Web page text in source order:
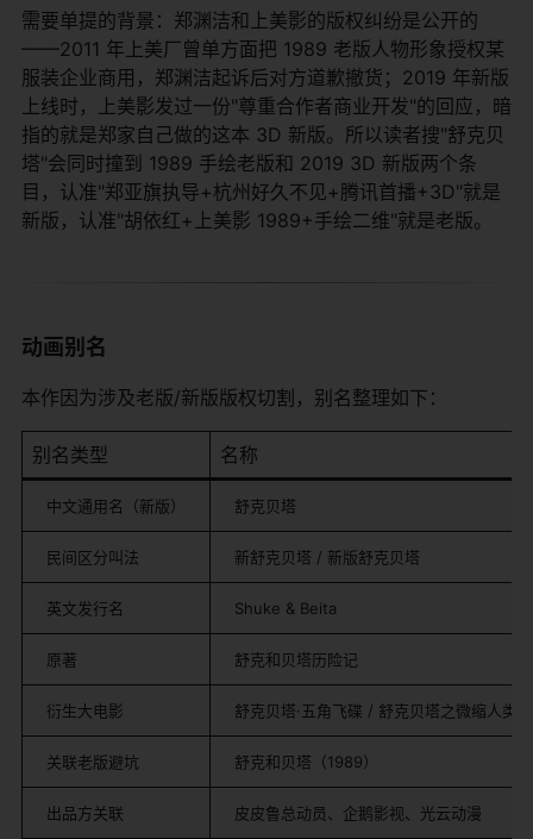
需要单提的背景：郑渊洁和上美影的版权纠纷是公开的
——2011 年上美厂曾单方面把 1989 老版人物形象授权某
服装企业商用，郑渊洁起诉后对方道歉撤货；2019 年新版
上线时，上美影发过一份"尊重合作者商业开发"的回应，暗
指的就是郑家自己做的这本 3D 新版。所以读者搜"舒克贝
塔"会同时撞到 1989 手绘老版和 2019 3D 新版两个条
目，认准"郑亚旗执导+杭州好久不见+腾讯首播+3D"就是
新版，认准"胡依红+上美影 1989+手绘二维"就是老版。
动画别名
本作因为涉及老版/新版版权切割，别名整理如下：
别名类型 名称
中文通用名（新版） 舒克贝塔
民间区分叫法 新舒克贝塔 / 新版舒克贝塔
英文发行名 Shuke & Beita
原著 舒克和贝塔历险记
衍生大电影 舒克贝塔·五角飞碟 / 舒克贝塔之微缩人类
关联老版避坑 舒克和贝塔（1989）
出品方关联 皮皮鲁总动员、企鹅影视、光云动漫